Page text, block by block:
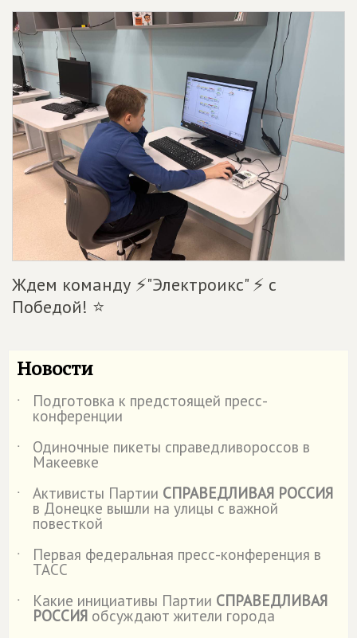
Ждем команду ⚡️"Электроикс" ⚡️ с
Победой! ⭐️
Новости
˙ Подготовка к предстоящей пресс-
конференции
˙
Одиночные пикеты справедливороссов в
Макеевке
˙
Активисты Партии СПРАВЕДЛИВАЯ РОССИЯ
в Донецке вышли на улицы с важной
повесткой
˙
Первая федеральная пресс-конференция в
ТАСС
˙
Какие инициативы Партии СПРАВЕДЛИВАЯ
РОССИЯ обсуждают жители города